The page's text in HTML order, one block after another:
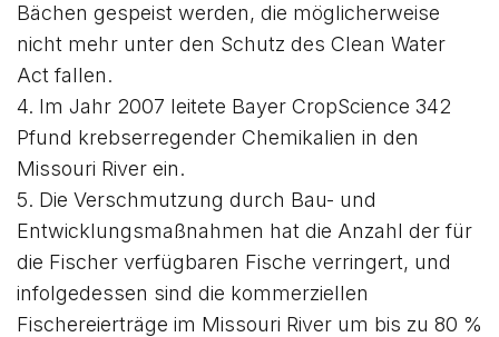
Bächen gespeist werden, die möglicherweise
nicht mehr unter den Schutz des Clean Water
Act fallen.
4. Im Jahr 2007 leitete Bayer CropScience 342
Pfund krebserregender Chemikalien in den
Missouri River ein.
5. Die Verschmutzung durch Bau- und
Entwicklungsmaßnahmen hat die Anzahl der für
die Fischer verfügbaren Fische verringert, und
infolgedessen sind die kommerziellen
Fischereierträge im Missouri River um bis zu 80 %